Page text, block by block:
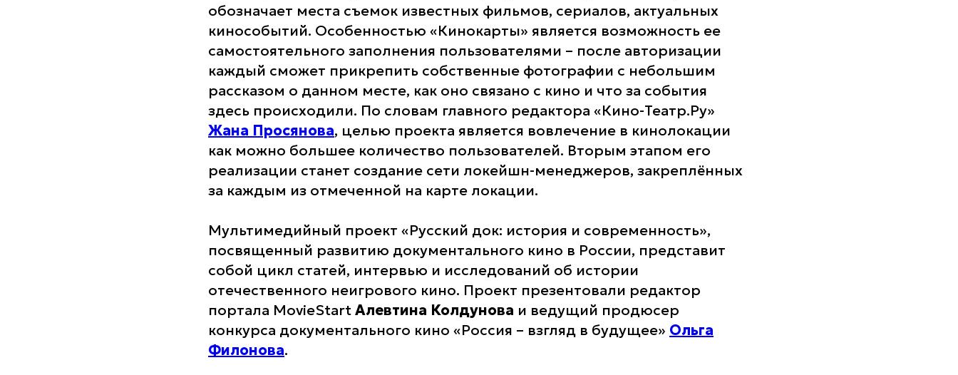
обозначает места съемок известных фильмов, сериалов, актуальных
кинособытий. Особенностью «Кинокарты» является возможность ее
самостоятельного заполнения пользователями – после авторизации
каждый сможет прикрепить собственные фотографии с небольшим
рассказом о данном месте, как оно связано с кино и что за события
здесь происходили. По словам главного редактора «Кино-Театр.Ру»
Жана Просянова, целью проекта является вовлечение в кинолокации
как можно большее количество пользователей. Вторым этапом его
реализации станет создание сети локейшн-менеджеров, закреплённых
за каждым из отмеченной на карте локации.
Мультимедийный проект «Русский док: история и современность»,
посвященный развитию документального кино в России, представит
собой цикл статей, интервью и исследований об истории
отечественного неигрового кино. Проект презентовали редактор
портала MovieStartАлевтина Колдунова и ведущий продюсер
конкурса документального кино «Россия – взгляд в будущее» Ольга
Филонова.